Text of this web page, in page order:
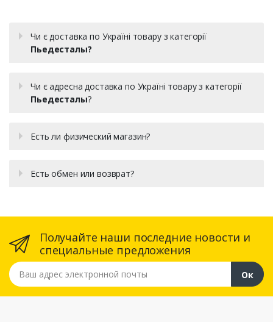
Чи є доставка по Україні товару з категорії
Пьедесталы?
Чи є адресна доставка по Україні товару з категорії
Пьедесталы?
Есть ли физический магазин?
Есть обмен или возврат?
Получайте наши последние новости и
специальные предложения
Ваш адрес электронной почты
Ок